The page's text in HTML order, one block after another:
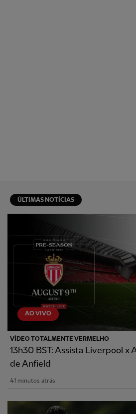
ÚLTIMAS NOTÍCIAS
AO VIVO
VÍDEO TOTALMENTE VERMELHO
13h30 BST: Assista Liverpool x
de Anfield
41 minutos atrás